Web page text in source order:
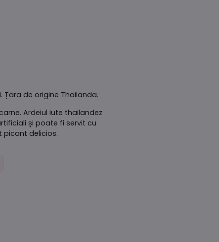
Țara de origine Thailanda.
Ardeiul iute thailandez
și poate fi servit cu
picant delicios.